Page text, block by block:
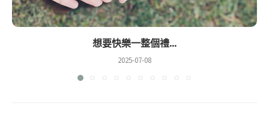
想要快樂一整個禮...
2025-07-08